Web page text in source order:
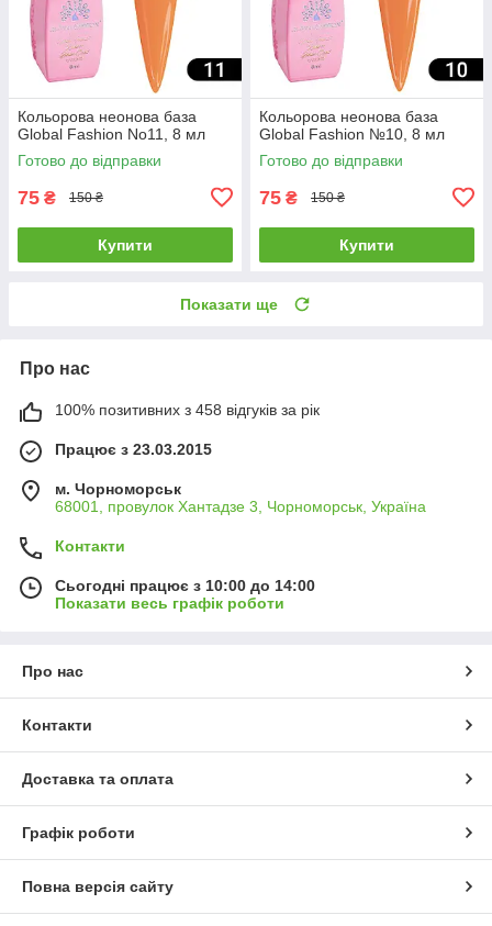
Кольорова неонова база
Global Fashion No11, 8 мл
Готово до відправки
75 ₴ 150 ₴
Купити
Кольорова неонова база
Global Fashion №10, 8 мл
Готово до відправки
75 ₴ 150 ₴
Купити
Показати ще
Про нас
100% позитивних з 458 відгуків за рік
Працює з 23.03.2015
м. Чорноморськ
68001, провулок Хантадзе 3, Чорноморськ, Україна
Контакти
Сьогодні працює з 10:00 до 14:00
Показати весь графік роботи
Про нас
Контакти
Доставка та оплата
Графік роботи
Повна версія сайту